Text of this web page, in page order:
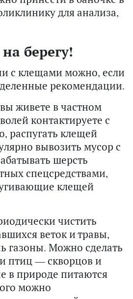
для анализа,
берегу!
с клещами можно, если
рекомендации.
живете в частном
контактируете с
распугать клещей
вывозить мусор с
шерсть
спецсредствами,
клещей
чистить
веток и травы,
газоны. Можно сделать
птиц — скворцов и
в природе питаются
можно